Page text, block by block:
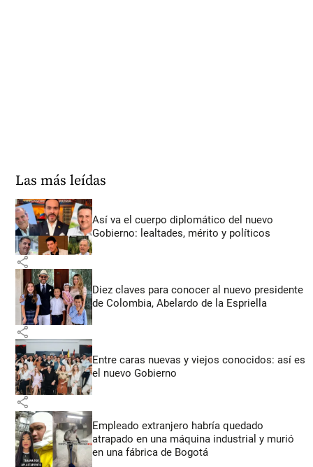
Las más leídas
Así va el cuerpo diplomático del nuevo
Gobierno: lealtades, mérito y políticos
share
Diez claves para conocer al nuevo presidente
de Colombia, Abelardo de la Espriella
share
Entre caras nuevas y viejos conocidos: así es
el nuevo Gobierno
share
Empleado extranjero habría quedado
atrapado en una máquina industrial y murió
en una fábrica de Bogotá